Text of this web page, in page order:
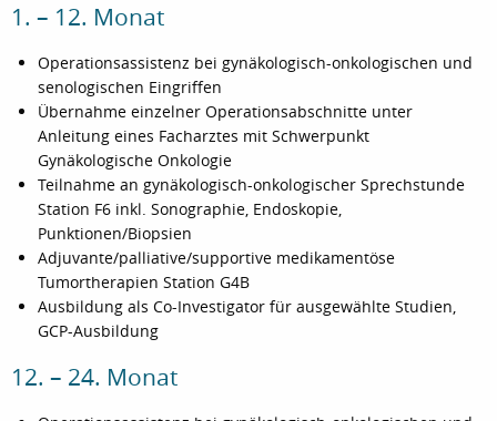
1. – 12. Monat
Operationsassistenz bei gynäkologisch-onkologischen und
senologischen Eingriffen
Übernahme einzelner Operationsabschnitte unter
Anleitung eines Facharztes mit Schwerpunkt
Gynäkologische Onkologie
Teilnahme an gynäkologisch-onkologischer Sprechstunde
Station F6 inkl. Sonographie, Endoskopie,
Punktionen/Biopsien
Adjuvante/palliative/supportive medikamentöse
Tumortherapien Station G4B
Ausbildung als Co-Investigator für ausgewählte Studien,
GCP-Ausbildung
12. – 24. Monat